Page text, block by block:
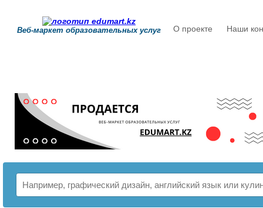
Веб-маркет образовательных услуг О проекте Наши